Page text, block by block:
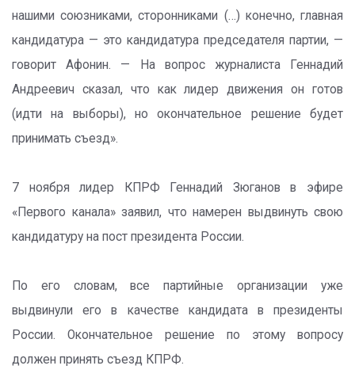
нашими союзниками, сторонниками (…) конечно, главная
кандидатура — это кандидатура председателя партии, —
говорит Афонин. — На вопрос журналиста Геннадий
Андреевич сказал, что как лидер движения он готов
(идти на выборы), но окончательное решение будет
принимать съезд».
7 ноября лидер КПРФ Геннадий Зюганов в эфире
«Первого канала» заявил, что намерен выдвинуть свою
кандидатуру на пост президента России.
По его словам, все партийные организации уже
выдвинули его в качестве кандидата в президенты
России. Окончательное решение по этому вопросу
должен принять съезд КПРФ.